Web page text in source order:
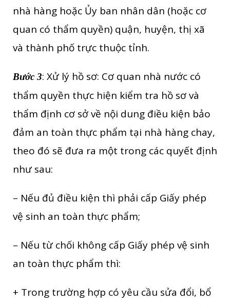
nhà hàng hoặc Ủy ban nhân dân (hoặc cơ
quan có thẩm quyền) quận, huyện, thị xã
và thành phố trực thuộc tỉnh.
Bước 3: Xử lý hồ sơ: Cơ quan nhà nước có
thẩm quyền thực hiện kiểm tra hồ sơ và
thẩm định cơ sở về nội dung điều kiện bảo
đảm an toàn thực phẩm tại nhà hàng chay,
theo đó sẽ đưa ra một trong các quyết định
như sau:
– Nếu đủ điều kiện thì phải cấp Giấy phép
vệ sinh an toàn thực phẩm;
– Nếu từ chối không cấp Giấy phép vệ sinh
an toàn thực phẩm thì:
+ Trong trường hợp có yêu cầu sửa đổi, bổ